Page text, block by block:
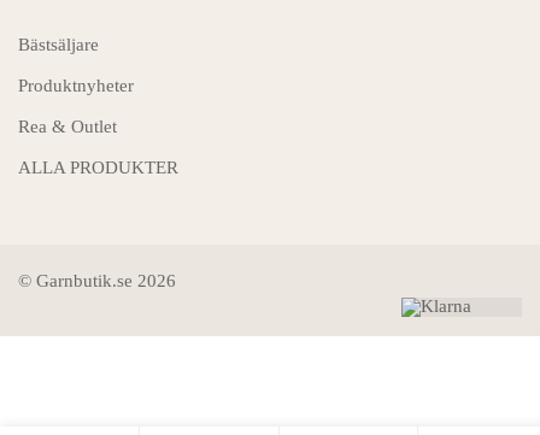
Bästsäljare
Produktnyheter
Rea & Outlet
ALLA PRODUKTER
© Garnbutik.se 2026